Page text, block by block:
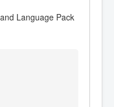
Language Pack